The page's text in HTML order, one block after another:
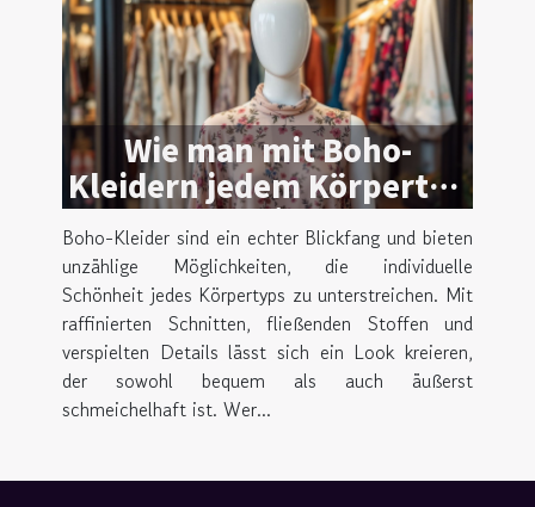
Wie man mit Boho-
Kleidern jedem Körpertyp
schmeichelt
Boho-Kleider sind ein echter Blickfang und bieten
unzählige Möglichkeiten, die individuelle
Schönheit jedes Körpertyps zu unterstreichen. Mit
raffinierten Schnitten, fließenden Stoffen und
verspielten Details lässt sich ein Look kreieren,
der sowohl bequem als auch äußerst
schmeichelhaft ist. Wer...